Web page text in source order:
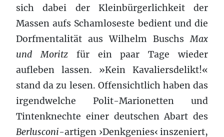
sich dabei der Kleinbürgerlichkeit der
Massen aufs Schamloseste bedient und die
Dorfmentalität aus Wilhelm BuschsMax
und Moritzfür ein paar Tage wieder
aufleben lassen. »Kein Kavaliersdelikt!«
stand da zu lesen. Offensichtlich haben das
irgendwelche Polit-Marionetten und
Tintenknechte einer deutschen Abart des
Berlusconi-artigen ›Denkgenies‹ inszeniert,